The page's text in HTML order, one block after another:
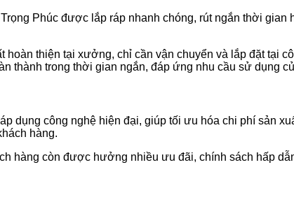
Phúc được lắp ráp nhanh chóng, rút ngắn thời
thiện tại xưởng, chỉ cần vận chuyển và lắp đặt tại
thành trong thời gian ngắn, đáp ứng nhu cầu sử dụng
dụng công nghệ hiện đại, giúp tối ưu hóa chi phí sản
hàng.
hàng còn được hưởng nhiều ưu đãi, chính sách hấp